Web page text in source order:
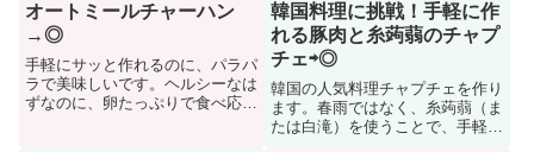
オートミールチャーハン
→◎
手軽にサッと作れるのに、パラパ
ラで美味しいです。ヘルシーなは
ずなのに、卵たっぷりで食べ応え
韓国料理に挑戦！手軽に作
れる豚肉と糸蒟蒻のチャプ
チェ⇨◎
韓国の人気料理チャプチェを作り
ます。春雨ではなく、糸蒟蒻（ま
たは白滝）を使うことで、手軽に